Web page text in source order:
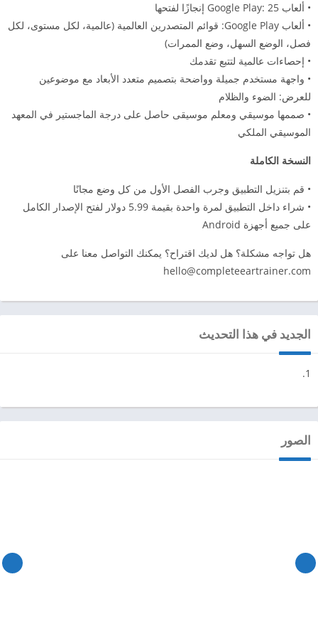
• ألعاب Google Play: 25 إنجازًا لفتحها
• ألعاب Google Play: قوائم المتصدرين العالمية (عالمية، لكل مستوى، لكل
فصل، الوضع السهل، وضع الممرات)
• إحصاءات عالمية لتتبع تقدمك
• واجهة مستخدم جميلة وواضحة بتصميم متعدد الأبعاد مع موضوعين
للعرض: الضوء والظلام
• صممها موسيقي ومعلم موسيقى حاصل على درجة الماجستير في المعهد
الموسيقي الملكي
النسخة الكاملة
• قم بتنزيل التطبيق وجرب الفصل الأول من كل وضع مجانًا
• شراء داخل التطبيق لمرة واحدة بقيمة 5.99 دولار لفتح الإصدار الكامل
على جميع أجهزة Android
هل تواجه مشكلة؟ هل لديك اقتراح؟ يمكنك التواصل معنا على
hello@completeeartrainer.com
الجديد في هذا التحديث
الصور